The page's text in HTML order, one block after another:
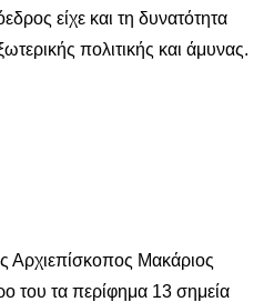
είχε και τη δυνατότητα
πολιτικής και άμυνας.
Μακάριος
του τα περίφημα 13 σημεία